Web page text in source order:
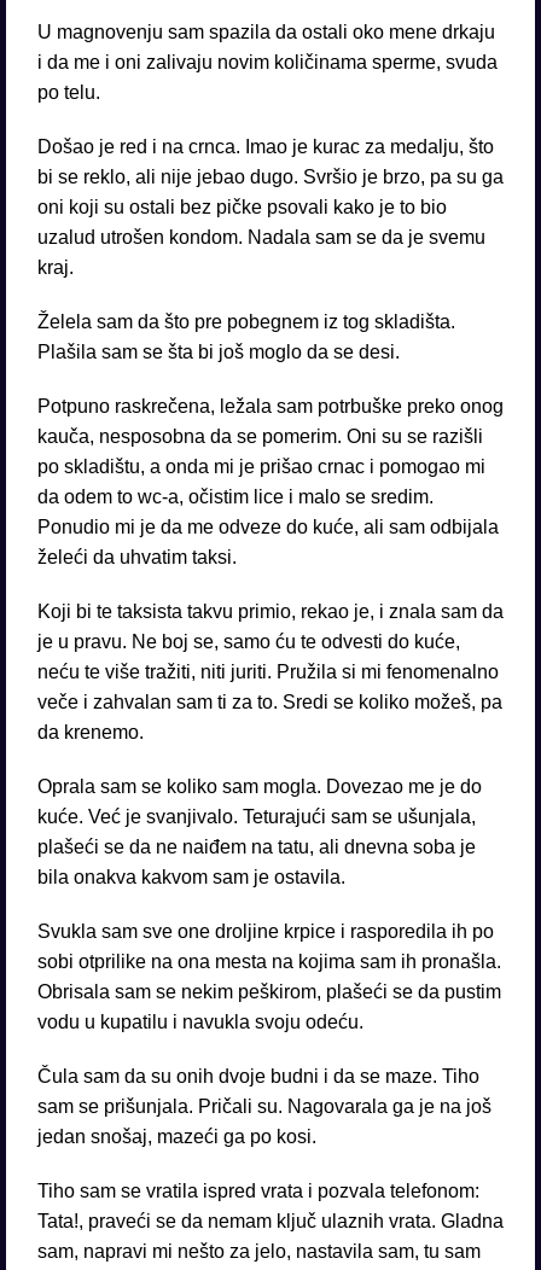
U magnovenju sam spazila da ostali oko mene drkaju
i da me i oni zalivaju novim količinama sperme, svuda
po telu.
Došao je red i na crnca. Imao je kurac za medalju, što
bi se reklo, ali nije jebao dugo. Svršio je brzo, pa su ga
oni koji su ostali bez pičke psovali kako je to bio
uzalud utrošen kondom. Nadala sam se da je svemu
kraj.
Želela sam da što pre pobegnem iz tog skladišta.
Plašila sam se šta bi još moglo da se desi.
Potpuno raskrečena, ležala sam potrbuške preko onog
kauča, nesposobna da se pomerim. Oni su se razišli
po skladištu, a onda mi je prišao crnac i pomogao mi
da odem to wc-a, očistim lice i malo se sredim.
Ponudio mi je da me odveze do kuće, ali sam odbijala
želeći da uhvatim taksi.
Koji bi te taksista takvu primio, rekao je, i znala sam da
je u pravu. Ne boj se, samo ću te odvesti do kuće,
neću te više tražiti, niti juriti. Pružila si mi fenomenalno
veče i zahvalan sam ti za to. Sredi se koliko možeš, pa
da krenemo.
Oprala sam se koliko sam mogla. Dovezao me je do
kuće. Već je svanjivalo. Teturajući sam se ušunjala,
plašeći se da ne naiđem na tatu, ali dnevna soba je
bila onakva kakvom sam je ostavila.
Svukla sam sve one droljine krpice i rasporedila ih po
sobi otprilike na ona mesta na kojima sam ih pronašla.
Obrisala sam se nekim peškirom, plašeći se da pustim
vodu u kupatilu i navukla svoju odeću.
Čula sam da su onih dvoje budni i da se maze. Tiho
sam se prišunjala. Pričali su. Nagovarala ga je na još
jedan snošaj, mazeći ga po kosi.
Tiho sam se vratila ispred vrata i pozvala telefonom:
Tata!, praveći se da nemam ključ ulaznih vrata. Gladna
sam, napravi mi nešto za jelo, nastavila sam, tu sam